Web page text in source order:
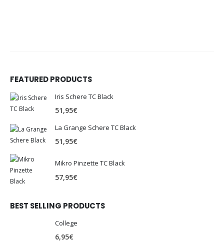
FEATURED PRODUCTS
Iris Schere TC Black
51,95€
La Grange Schere TC Black
51,95€
Mikro Pinzette TC Black
57,95€
BEST SELLING PRODUCTS
College
6,95€